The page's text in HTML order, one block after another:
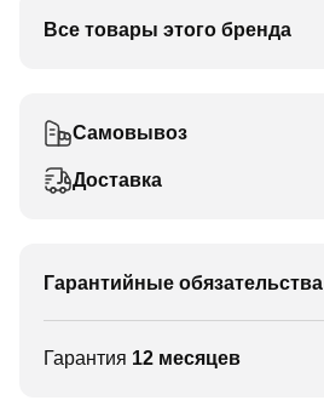
Все товары этого бренда
Самовывоз
Доставка
Гарантийные обязательства
Гарантия 12 месяцев